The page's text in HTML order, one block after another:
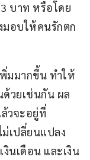
บาท หรือโดย
มอบให้คนรักตก
มมากขึ้น ทำให้
ด้วยเช่นกัน ผล
วจะอยู่ที่
เปลี่ยนแปลง
นเดือน และเงิน